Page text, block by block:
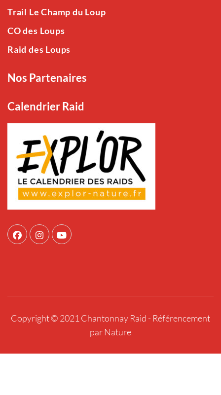
Trail Le Champ du Loup
CO des Loups
Raid des Loups
Nos Partenaires
Calendrier Raid
Copyright © 2021 Chantonnay Raid - Référencement
par Nature